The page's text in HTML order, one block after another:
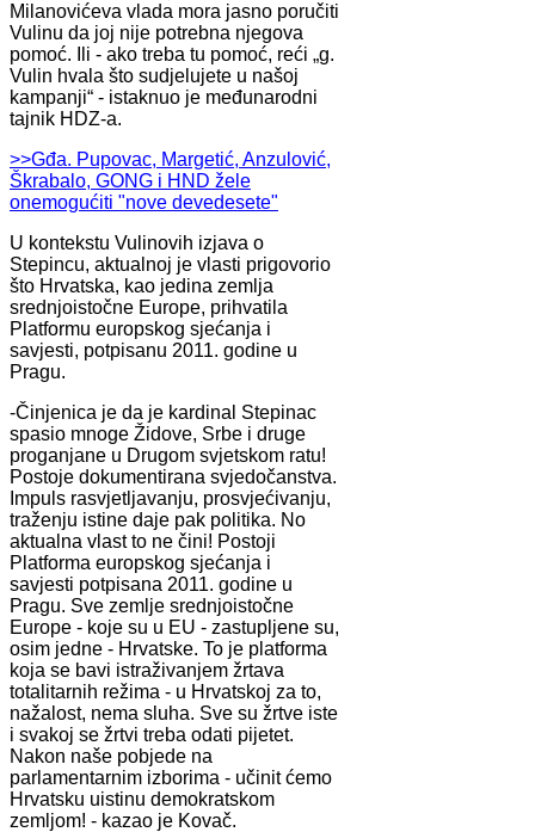
Milanovićeva vlada mora jasno poručiti
Vulinu da joj nije potrebna njegova
pomoć. Ili - ako treba tu pomoć, reći „g.
Vulin hvala što sudjelujete u našoj
kampanji“ - istaknuo je međunarodni
tajnik HDZ-a.
>>Gđa. Pupovac, Margetić, Anzulović,
Škrabalo, GONG i HND žele
onemogućiti "nove devedesete"
U kontekstu Vulinovih izjava o
Stepincu, aktualnoj je vlasti prigovorio
što Hrvatska, kao jedina zemlja
srednjoistočne Europe, prihvatila
Platformu europskog sjećanja i
savjesti, potpisanu 2011. godine u
Pragu.
-Činjenica je da je kardinal Stepinac
spasio mnoge Židove, Srbe i druge
proganjane u Drugom svjetskom ratu!
Postoje dokumentirana svjedočanstva.
Impuls rasvjetljavanju, prosvjećivanju,
traženju istine daje pak politika. No
aktualna vlast to ne čini! Postoji
Platforma europskog sjećanja i
savjesti potpisana 2011. godine u
Pragu. Sve zemlje srednjoistočne
Europe - koje su u EU - zastupljene su,
osim jedne - Hrvatske. To je platforma
koja se bavi istraživanjem žrtava
totalitarnih režima - u Hrvatskoj za to,
nažalost, nema sluha. Sve su žrtve iste
i svakoj se žrtvi treba odati pijetet.
Nakon naše pobjede na
parlamentarnim izborima - učinit ćemo
Hrvatsku uistinu demokratskom
zemljom! - kazao je Kovač.